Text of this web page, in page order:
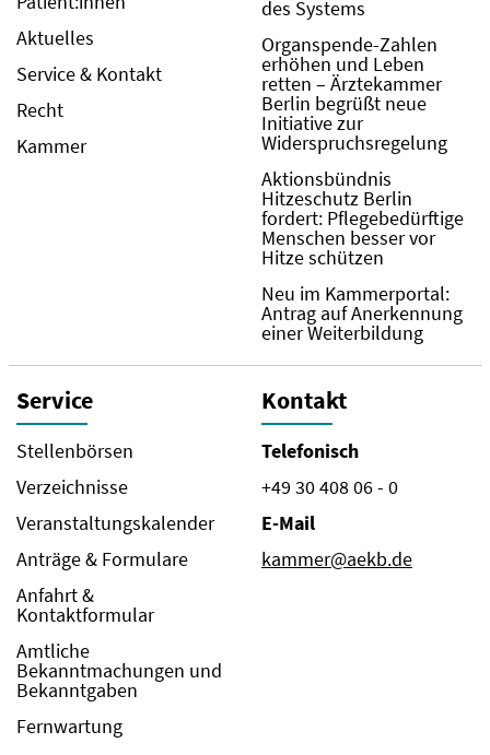
Aktuelles
Service & Kontakt
Recht
Kammer
des Systems
Organspende-Zahlen
erhöhen und Leben
retten – Ärztekammer
Berlin begrüßt neue
Initiative zur
Widerspruchsregelung
Aktionsbündnis
Hitzeschutz Berlin
fordert: Pflegebedürftige
Menschen besser vor
Hitze schützen
Neu im Kammerportal:
Antrag auf Anerkennung
einer Weiterbildung
Service
Stellenbörsen
Verzeichnisse
Veranstaltungskalender
Anträge & Formulare
Anfahrt &
Kontaktformular
Amtliche
Bekanntmachungen und
Bekanntgaben
Fernwartung
Kontakt
Telefonisch
+49 30 408 06 - 0
E-Mail
kammer@aekb.de